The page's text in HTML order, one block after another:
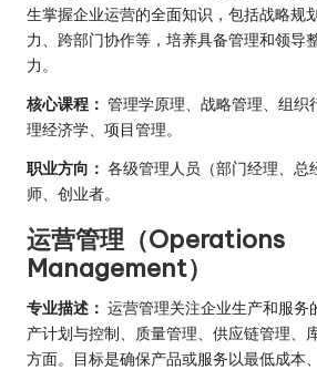
生掌握企业运营的全面知识，包括战略规
力、跨部门协作等，培养具备管理和领导
力。
核心课程： 管理学原理、战略管理、组织
理经济学、项目管理。
职业方向： 各级管理人员（部门经理、总
师、创业者。
运营管理（Operations
Management）
专业描述： 运营管理关注企业生产和服务
产计划与控制、质量管理、供应链管理、
方面。目标是确保产品或服务以最低成本